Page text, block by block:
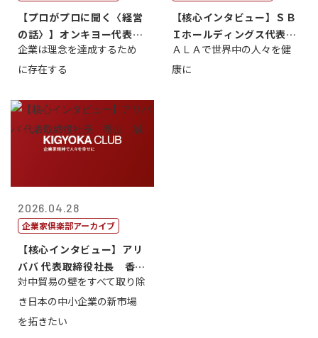
【プロがプロに聞く〈経営
の話〉】オンキヨー代表取
締役会長兼社...
企業は理念を達成するため
に存在する
【核心インタビュー】ＳＢ
Ｉホールディングス代表取
締役執行役員...
ＡＬＡで世界中の人々を健
康に
2026.04.28
企業家倶楽部アーカイブ
【核心インタビュー】アリ
ババ 代表取締役社長 香
山 誠
対中貿易の壁をすべて取り除
き日本の中小企業の新市場
を拓きたい